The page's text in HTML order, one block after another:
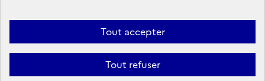
Tout accepter
Tout refuser
service-public.gouv.fr
data.gouv.fr